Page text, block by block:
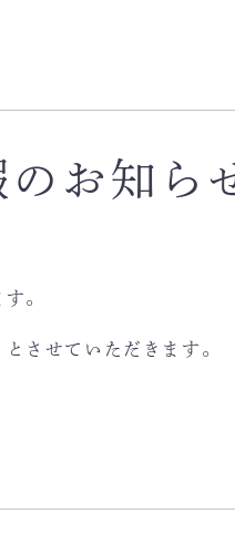
お知ら
。
させていただきます。